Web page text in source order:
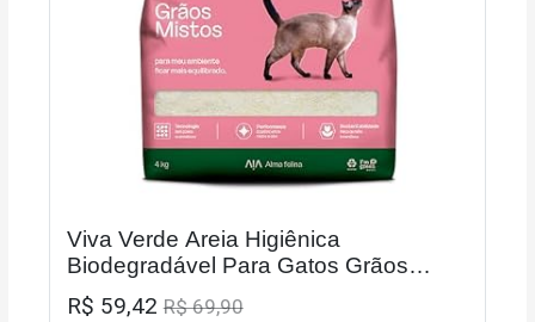
Viva Verde Areia Higiênica
Biodegradável Para Gatos Grãos
Mistos 4Kg
R$ 59,42R$ 69,90